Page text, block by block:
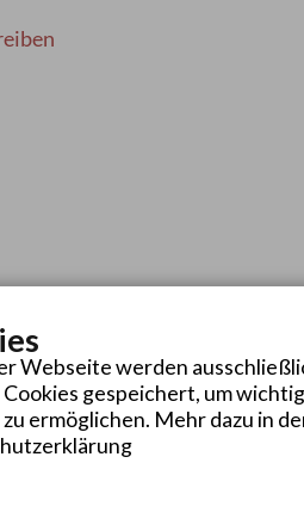
Webseite werden
gespeichert, um
ermöglichen. Mehr dazu in